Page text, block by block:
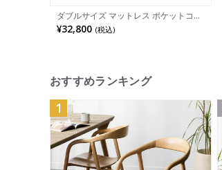
ダブルサイズ マットレス ポケットコイ
ルマットレス ふとん 寝具 快適 ベッド
通気性 高耐久 ダブルベッド 圧縮ロール
¥32,800 (税込)
おすすめランキング
1